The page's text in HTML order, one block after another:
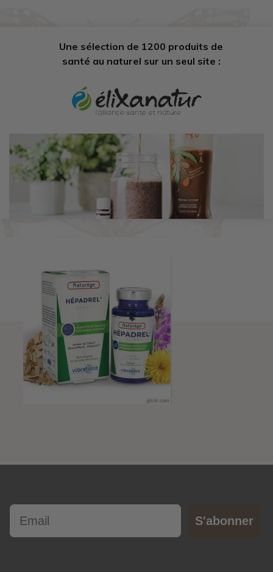
Une sélection de 1200 produits de
santé au naturel sur un seul site :
Email
S'abonner